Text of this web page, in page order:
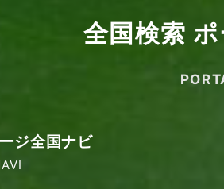
全国検索
ジ全国ナビ